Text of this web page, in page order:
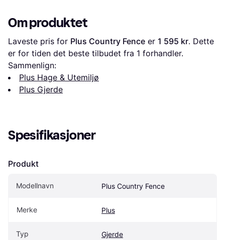
Om produktet
Laveste pris for Plus Country Fence er 1 595 kr. Dette
er for tiden det beste tilbudet fra 1 forhandler.
Sammenlign:
Plus Hage & Utemiljø
Plus Gjerde
Spesifikasjoner
Produkt
Modellnavn Plus Country Fence
Merke Plus
Typ Gjerde